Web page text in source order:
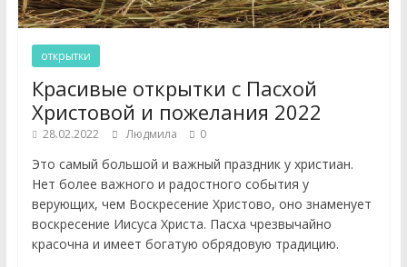
открытки
Красивые открытки с Пасхой
Христовой и пожелания 2022
28.02.2022 Людмила 0
Это самый большой и важный праздник у христиан.
Нет более важного и радостного события у
верующих, чем Воскресение Христово, оно знаменует
воскресение Иисуса Христа. Пасха чрезвычайно
красочна и имеет богатую обрядовую традицию.